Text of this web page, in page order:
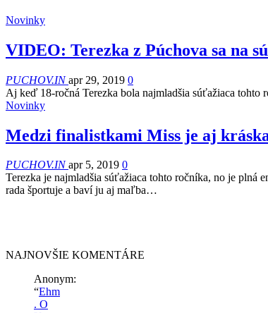
Novinky
VIDEO: Terezka z Púchova sa na
PUCHOV.INapr 29, 2019 0
Aj keď 18-ročná Terezka bola najmladšia súťažiaca
Novinky
Medzi finalistkami Miss je aj
PUCHOV.INapr 5, 2019 0
Terezka je najmladšia súťažiaca tohto ročníka, no je plná
rada športuje a baví ju aj maľba…
NAJNOVŠIE KOMENTÁRE
Anonym:
“Ehm
. O